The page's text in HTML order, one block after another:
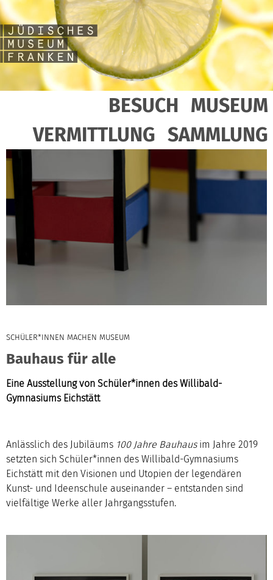
BESUCH MUSEUM
VERMITTLUNG SAMMLUNG
SCHÜLER*INNEN MACHEN MUSEUM
Bauhaus für alle
Eine Ausstellung von Schüler*innen des Willibald-
Gymnasiums Eichstätt
Anlässlich des Jubiläums 100 Jahre Bauhausim Jahre 2019
setzten sich Schüler*innen des Willibald-Gymnasiums
Eichstätt mit den Visionen und Utopien der legendären
Kunst- und Ideenschule auseinander – entstanden sind
vielfältige Werke aller Jahrgangsstufen.